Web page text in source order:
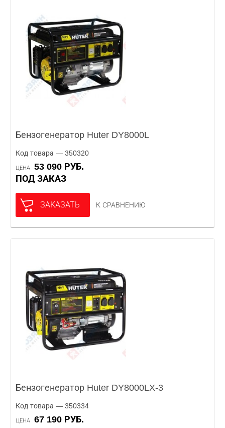
Бензогенератор Huter DY8000L
Код товара — 350320
ЦЕНА
53 090 РУБ.
ПОД ЗАКАЗ
ЗАКАЗАТЬ К СРАВНЕНИЮ
Бензогенератор Huter DY8000LX-3
Код товара — 350334
ЦЕНА
67 190 РУБ.